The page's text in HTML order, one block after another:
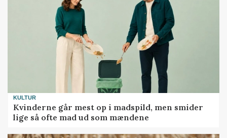
KULTUR
Kvinderne går mest op i madspild, men smider
lige så ofte mad ud som mændene